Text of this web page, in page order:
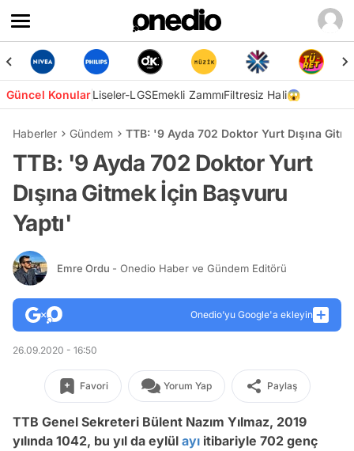
Güncel KonularLiseler-LGSEmekli ZammıFiltresiz Hali😱
Haberler Gündem TTB: '9 Ayda 702 Doktor Yurt Dışına
TTB: '9 Ayda 702 Doktor Yurt
Dışına Gitmek İçin Başvuru
Yaptı'
Emre Ordu - Onedio Haber ve Gündem Editörü
Onedio’yu Google'a ekleyin
26.09.2020 - 16:50
Favori Yorum Yap Paylaş
TTB Genel Sekreteri Bülent Nazım Yılmaz, 2019
yılında 1042, bu yıl da eylül ayı itibariyle 702 genç